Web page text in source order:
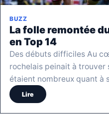
BUZZ
La folle remontée
en Top 14
Des débuts difficiles Au
rochelais peinait à trouver
étaient nombreux quant à
Lire